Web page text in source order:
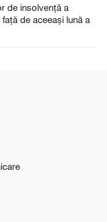
de insolvenţă a
de aceeași lună a